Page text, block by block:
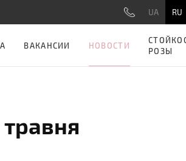
UA RU
ВАКАНСИИ НОВОСТИ
РОЗЫ
травня